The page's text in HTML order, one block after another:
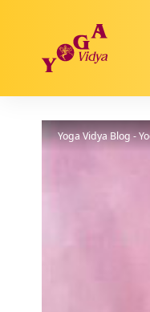
Yoga Vidya Blog -